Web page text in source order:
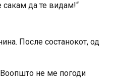
да те видам!“
После состанокот, од
не ме погоди